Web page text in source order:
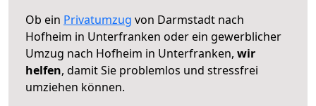
Ob ein Privatumzug von Darmstadt nach
Hofheim in Unterfranken oder ein gewerblicher
Umzug nach Hofheim in Unterfranken, wir
helfen, damit Sie problemlos und stressfrei
umziehen können.